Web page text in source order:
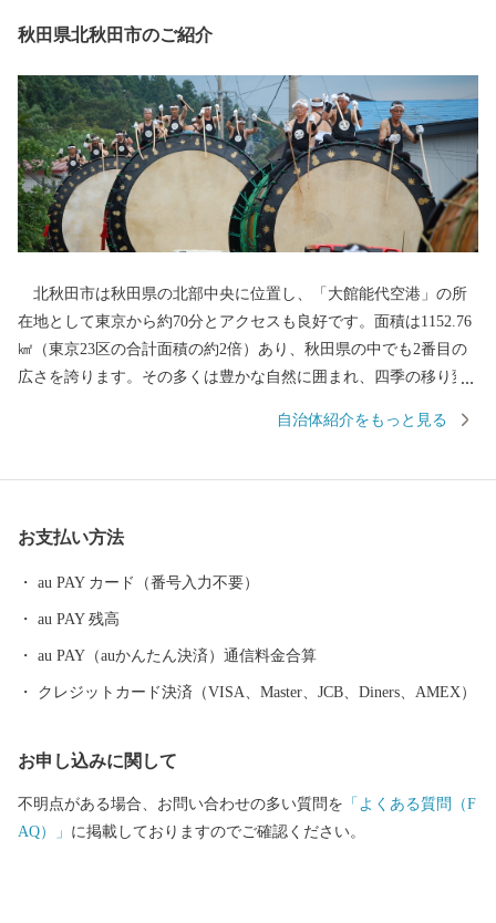
秋田県北秋田市のご紹介
北秋田市は秋田県の北部中央に位置し、「大館能代空港」の所
在地として東京から約70分とアクセスも良好です。面積は1152.76
㎢（東京23区の合計面積の約2倍）あり、秋田県の中でも2番目の
広さを誇ります。その多くは豊かな自然に囲まれ、四季の移り変
数えられる『森吉山』では、多種多様な高山植物はもちろん、冬
ギ発祥の地として、その文化を色濃く伝えています。 北秋田市
内を走る「秋田内陸縦貫鉄道」は、鷹巣～角館と、秋田県内陸部
雄大な山々が広がり、日本の原風景を感じることができます。沿
線にある前田南駅は、大ヒットアニメ映画の劇中に登場した駅の
モデルということで話題にもなりました。 その他、世界一の綴
楽しみ方ができるまちです。
自治体紹介をもっと見る
お支払い方法
au PAY カード（番号入力不要）
au PAY 残高
au PAY（auかんたん決済）通信料金合算
クレジットカード決済（VISA、Master、JCB、Diners、AMEX）
お申し込みに関して
不明点がある場合、お問い合わせの多い質問を 「よくある質問（F
AQ）」 に掲載しておりますのでご確認ください。